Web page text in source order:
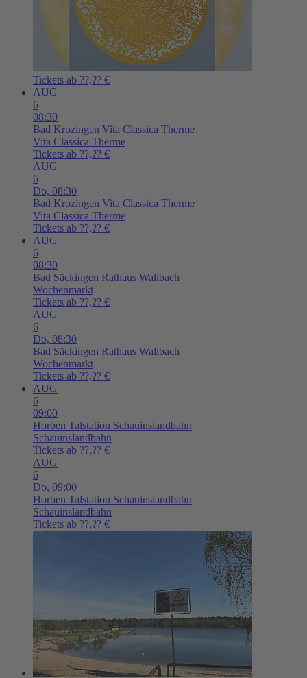
Tickets ab ??,?? €
AUG
6
08:30
Bad Krozingen Vita Classica Therme
Vita Classica Therme
Tickets ab ??,?? €
AUG
6
Do, 08:30
Bad Krozingen Vita Classica Therme
Vita Classica Therme
Tickets ab ??,?? €
AUG
6
08:30
Bad Säckingen Rathaus Wallbach
Wochenmarkt
Tickets ab ??,?? €
AUG
6
Do, 08:30
Bad Säckingen Rathaus Wallbach
Wochenmarkt
Tickets ab ??,?? €
AUG
6
09:00
Horben Talstation Schauinslandbahn
Schauinslandbahn
Tickets ab ??,?? €
AUG
6
Do, 09:00
Horben Talstation Schauinslandbahn
Schauinslandbahn
Tickets ab ??,?? €